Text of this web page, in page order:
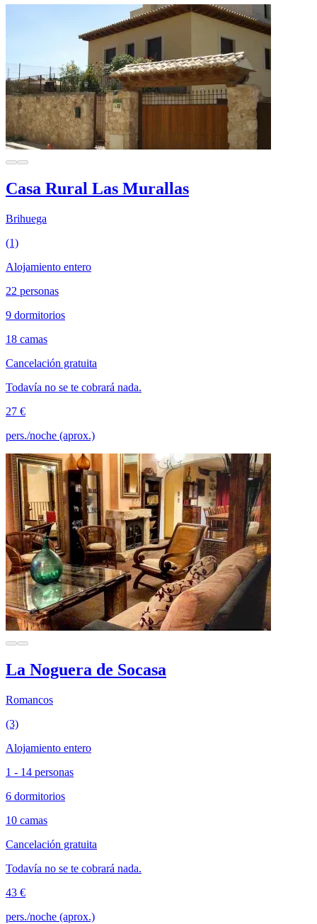
Casa Rural Las Murallas
Brihuega
(1)
Alojamiento entero
22 personas
9 dormitorios
18 camas
Cancelación gratuita
Todavía no se te cobrará nada.
27 €
pers./noche (aprox.)
La Noguera de Socasa
Romancos
(3)
Alojamiento entero
1 - 14 personas
6 dormitorios
10 camas
Cancelación gratuita
Todavía no se te cobrará nada.
43 €
pers./noche (aprox.)